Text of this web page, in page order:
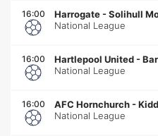
16:00 Harrogate -Solihull
National League
16:00 Hartlepool United -
National League
16:00 AFC Hornchurch -
National League